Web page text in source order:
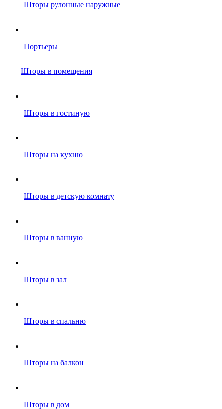
Шторы рулонные наружные
Портьеры
Шторы в помещения
Шторы в гостиную
Шторы на кухню
Шторы в детскую комнату
Шторы в ванную
Шторы в зал
Шторы в спальню
Шторы на балкон
Шторы в дом